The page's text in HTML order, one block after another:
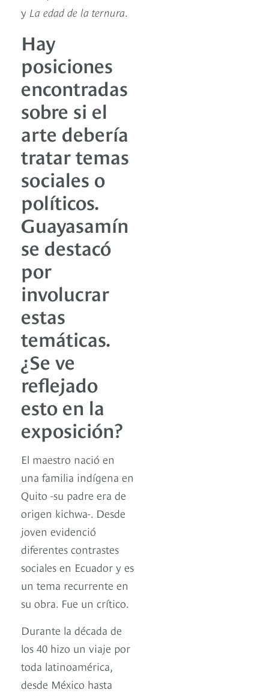
y La edad de la ternura
Hay
posiciones
encontradas
sobre si el
arte debería
tratar temas
sociales o
políticos.
Guayasamín
se destacó
por
involucrar
estas
temáticas.
¿Se ve
reflejado
esto en la
exposición?
El maestro nació en
una familia indígena en
Quito -su padre era de
origen kichwa-. Desde
joven evidenció
diferentes contrastes
sociales en Ecuador y es
un tema recurrente en
su obra. Fue un crítico.
Durante la década de
los 40 hizo un viaje por
toda latinoamérica,
desde México hasta